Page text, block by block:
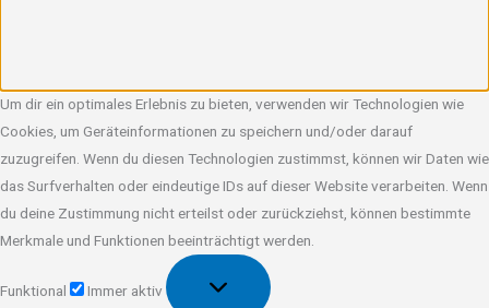
Um dir ein optimales Erlebnis zu bieten, verwenden wir Technologien wie
Cookies, um Geräteinformationen zu speichern und/oder darauf
zuzugreifen. Wenn du diesen Technologien zustimmst, können wir Daten wie
das Surfverhalten oder eindeutige IDs auf dieser Website verarbeiten. Wenn
du deine Zustimmung nicht erteilst oder zurückziehst, können bestimmte
Merkmale und Funktionen beeinträchtigt werden.
Funktional
Immer aktiv